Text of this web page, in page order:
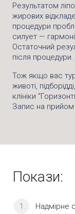
Результатом
жирових
процедури
силует —
Остаточний
після процедури.
Тож якщо вас
животі,
клініки
Запис на прийом
Покази:
Надмірне